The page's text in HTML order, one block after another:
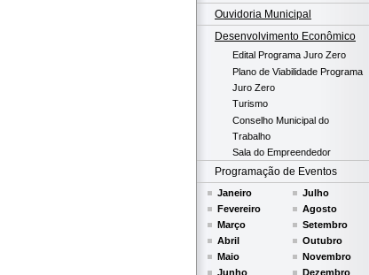
Ouvidoria Municipal
Desenvolvimento Econômico
Edital Programa Juro Zero
Plano de Viabilidade Programa
Juro Zero
Turismo
Conselho Municipal do
Trabalho
Sala do Empreendedor
Programação de Eventos
Janeiro
Fevereiro
Março
Abril
Maio
Junho
Julho
Agosto
Setembro
Outubro
Novembro
Dezembro